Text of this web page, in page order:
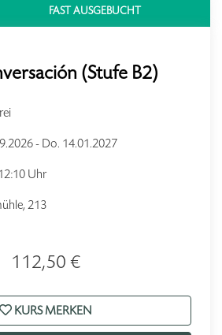
FAST AUSGEBUCHT
(Stufe B2)
- Do. 14.01.2027
Uhr
213
112,50 €
KURS MERKEN